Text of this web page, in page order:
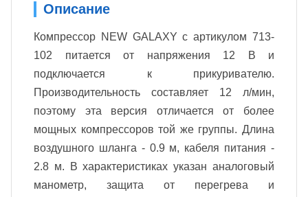
Описание
Компрессор NEW GALAXY с артикулом 713-
102 питается от напряжения 12 В и
подключается к прикуривателю.
Производительность составляет 12 л/мин,
поэтому эта версия отличается от более
мощных компрессоров той же группы. Длина
воздушного шланга - 0.9 м, кабеля питания -
2.8 м. В характеристиках указан аналоговый
манометр, защита от перегрева и